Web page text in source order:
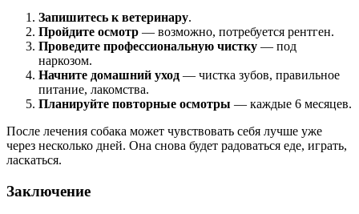
Запишитесь к ветеринару.
Пройдите осмотр — возможно, потребуется рентген.
Проведите профессиональную чистку — под
наркозом.
Начните домашний уход — чистка зубов, правильное
питание, лакомства.
Планируйте повторные осмотры — каждые 6 месяцев.
После лечения собака может чувствовать себя лучше уже
через несколько дней. Она снова будет радоваться еде, играть,
ласкаться.
Заключение